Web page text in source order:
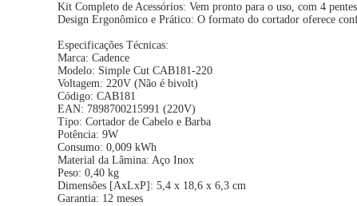
Kit Completo de Acessórios: Vem pronto para o uso, com 4
Design Ergonômico e Prático: O formato do cortador oferece
Especificações Técnicas:
Marca: Cadence
Modelo: Simple Cut CAB181-220
Voltagem: 220V (Não é bivolt)
Código: CAB181
EAN: 7898700215991 (220V)
Tipo: Cortador de Cabelo e Barba
Potência: 9W
Consumo: 0,009 kWh
Material da Lâmina: Aço Inox
Peso: 0,40 kg
Dimensões [AxLxP]: 5,4 x 18,6 x 6,3 cm
Garantia: 12 meses